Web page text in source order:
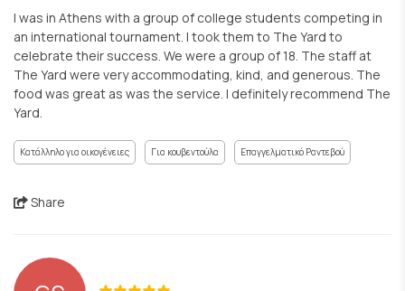
I was in Athens with a group of college students competing in
an international tournament. I took them to The Yard to
celebrate their success. We were a group of 18. The staff at
The Yard were very accommodating, kind, and generous. The
food was great as was the service. I definitely recommend The
Yard.
Κατάλληλο για οικογένειες Για κουβεντούλα Επαγγελματικό Ραντεβού
Share